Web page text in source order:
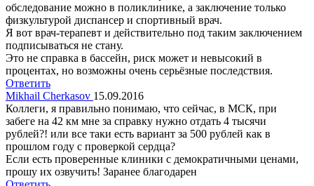
обследование можно в поликлинике, а заключение только
физкультурой диспансер и спортивный врач.
Я вот врач-терапевт и действительно под таким заключением
подписываться не стану.
Это не справка в бассейн, риск может и невысокий в
процентах, но возможны очень серьёзные последствия.
Ответить
Mikhail Cherkasov 15.09.2016
Коллеги, я правильно понимаю, что сейчас, в МСК, при
забеге на 42 км мне за справку нужно отдать 4 тысячи
рублей?! или все таки есть вариант за 500 рублей как в
прошлом году с проверкой сердца?
Если есть проверенные клиники с демократичными ценами,
прошу их озвучить! Заранее благодарен